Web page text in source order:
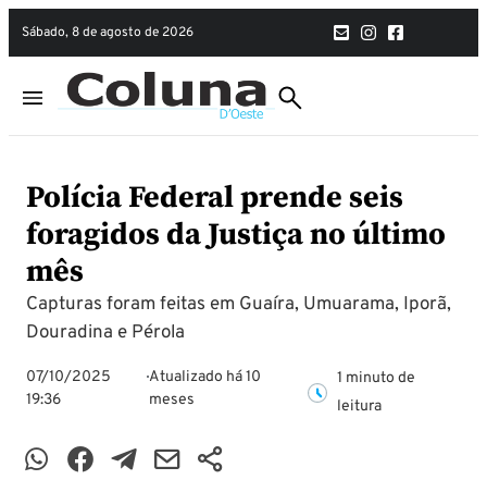
sábado, 8 de agosto de 2026
Polícia Federal prende seis
foragidos da Justiça no último
mês
Capturas foram feitas em Guaíra, Umuarama, Iporã,
Douradina e Pérola
07/10/2025
19:36
Atualizado há 10
meses
1 minuto de
leitura